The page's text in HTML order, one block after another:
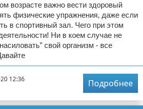
возрасте важно вести здоровый
физические упражнения, даже если
в спортивный зал. Чего при этом
Ни в коем случае не
свой организм - все
12:36
Подробнее